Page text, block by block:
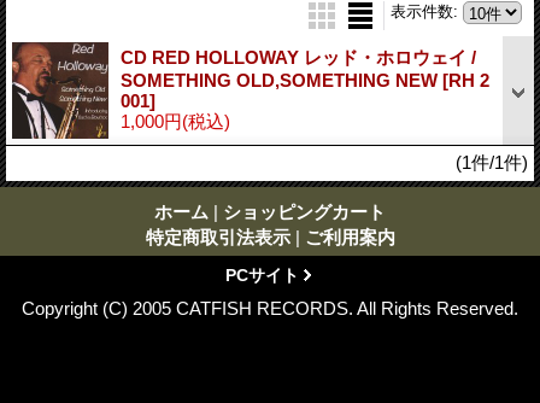
表示件数:
CD RED HOLLOWAY レッド・ホロウェイ /
SOMETHING OLD,SOMETHING NEW [RH 2
001]
1,000円(税込)
(1件/1件)
ホーム | ショッピングカート
特定商取引法表示 | ご利用案内
PCサイト
Copyright (C) 2005 CATFISH RECORDS. All Rights Reserved.